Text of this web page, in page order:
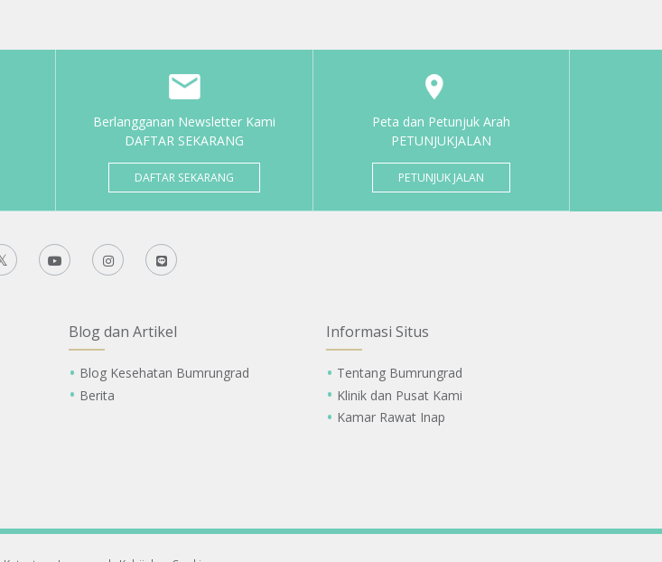
Berlangganan Newsletter Kami
DAFTAR SEKARANG
DAFTAR SEKARANG
Peta dan Petunjuk Arah
PETUNJUKJALAN
PETUNJUK JALAN
Blog dan Artikel
Blog Kesehatan Bumrungrad
Berita
Informasi Situs
Tentang Bumrungrad
Klinik dan Pusat Kami
Kamar Rawat Inap